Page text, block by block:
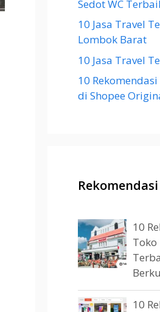
Sedot WC
10 Jasa Travel
Lombok Barat
10 Jasa Travel
10
di Shopee
10
Toko
10